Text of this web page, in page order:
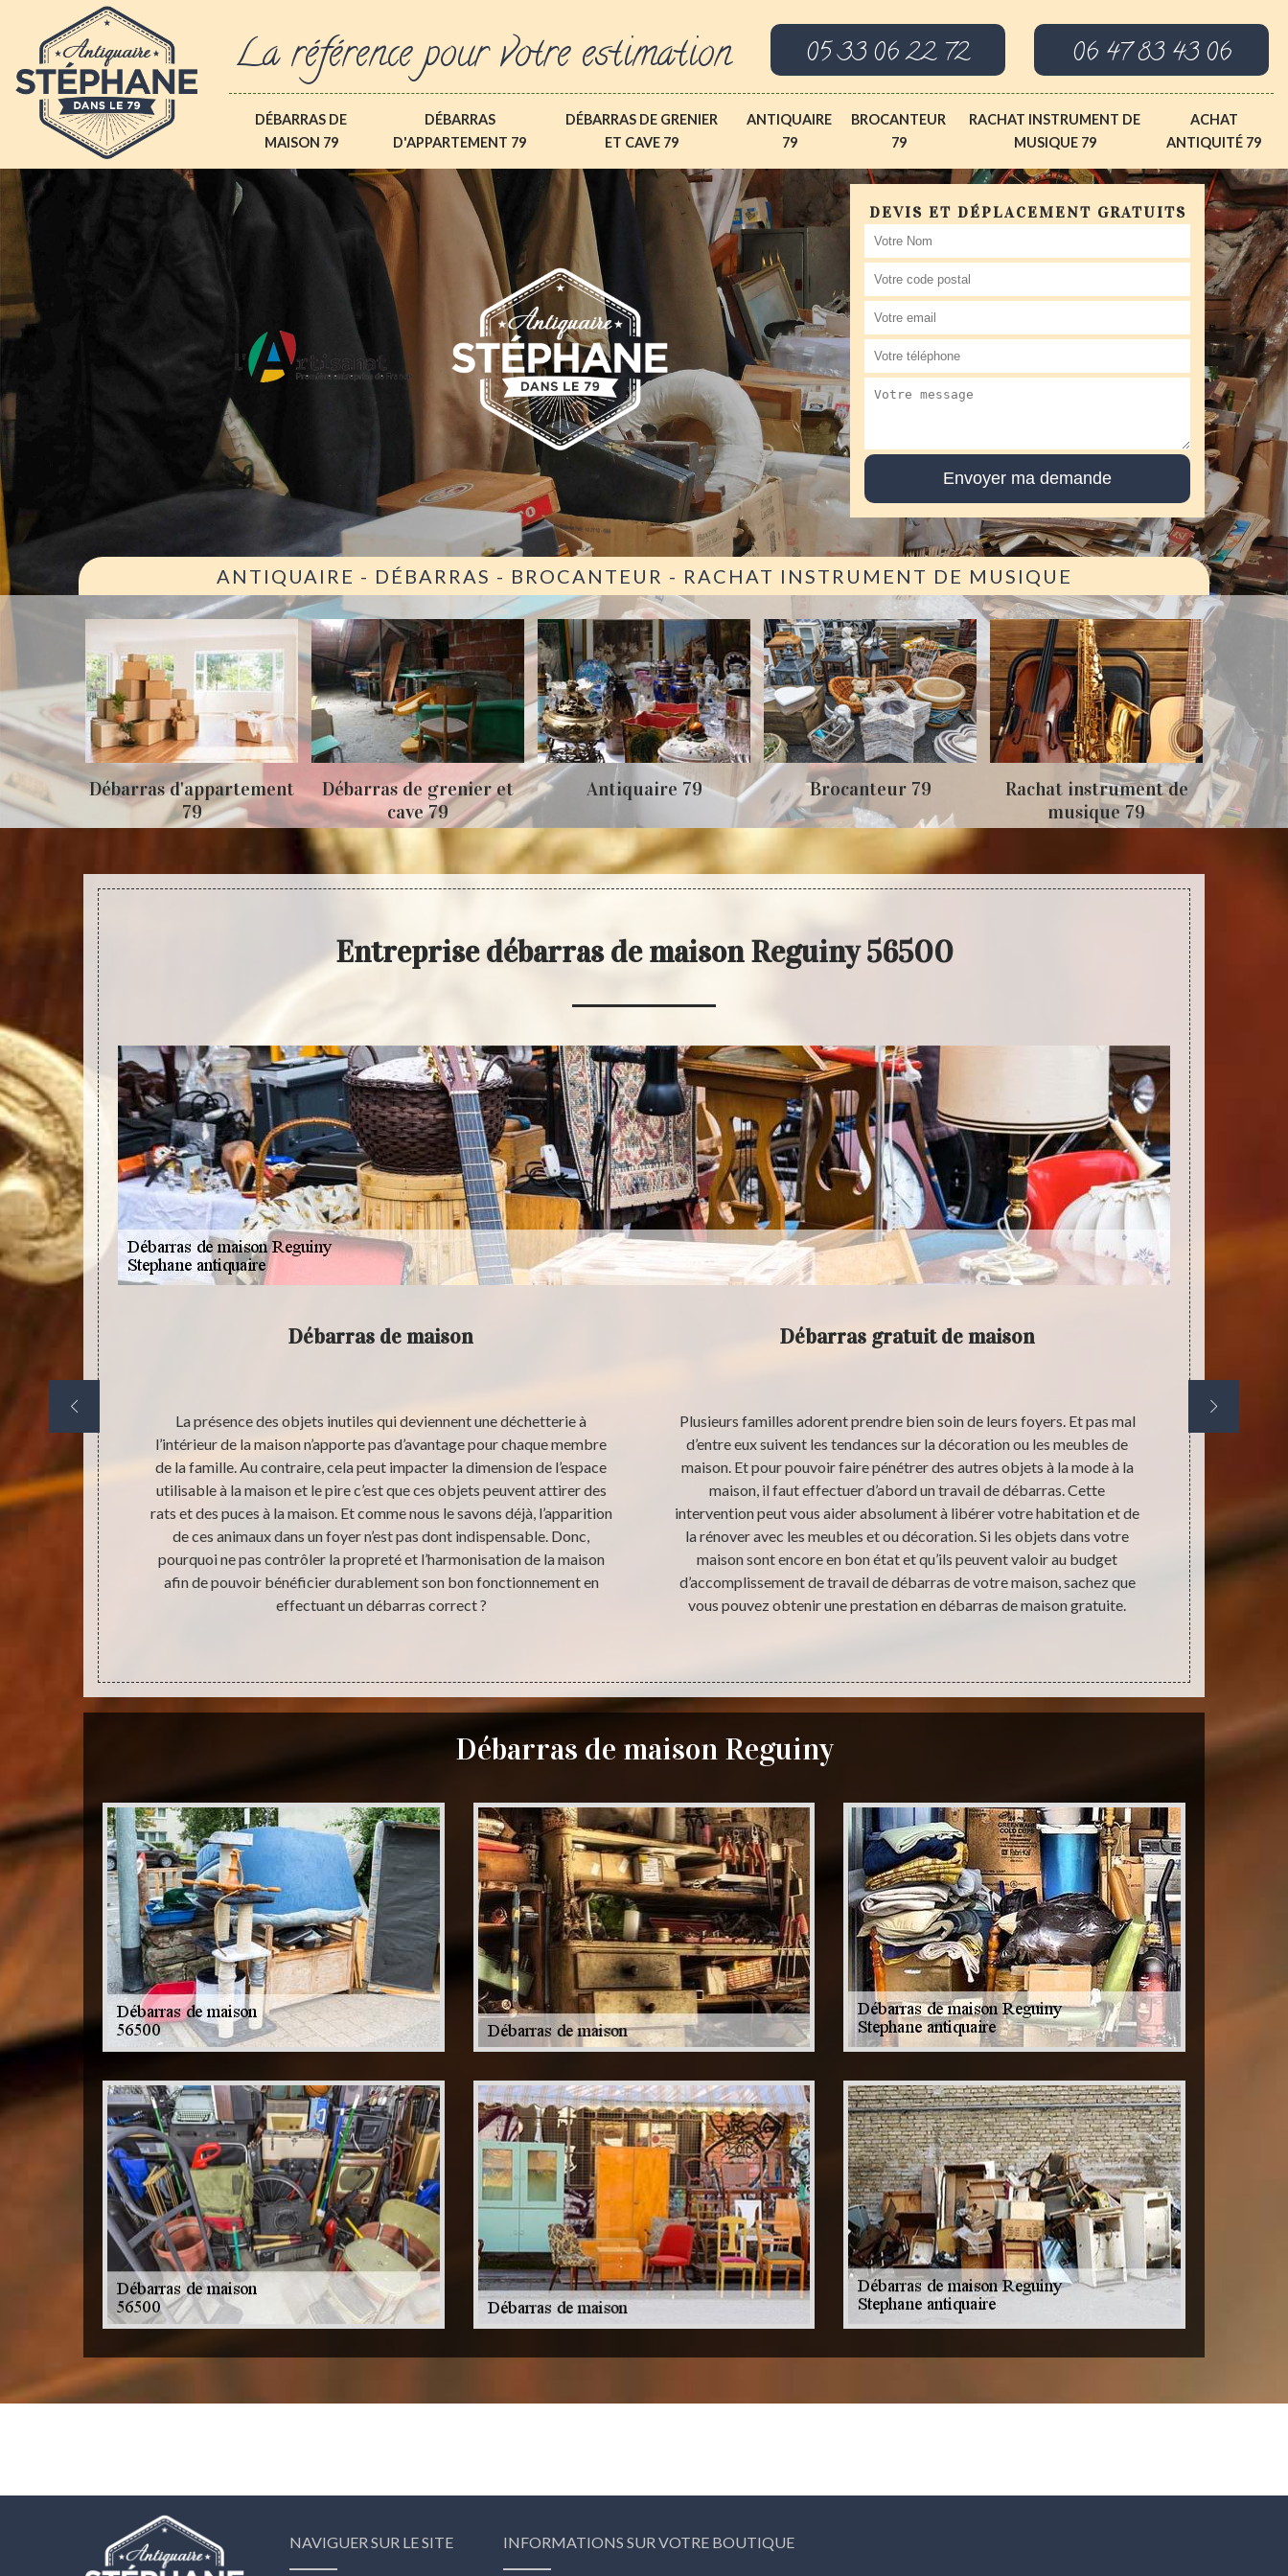
La référence pour votre estimation 05 33 06 22 72 06 47 83 43 06
DÉBARRAS DE
MAISON 79
DÉBARRAS
D'APPARTEMENT 79
DÉBARRAS DE GRENIER
ET CAVE 79
ANTIQUAIRE
79
BROCANTEUR
79
RACHAT INSTRUMENT DE
MUSIQUE 79
ACHAT
ANTIQUITÉ 79
DEVIS ET DÉPLACEMENT GRATUITS
ANTIQUAIRE - DÉBARRAS - BROCANTEUR - RACHAT INSTRUMENT DE MUSIQUE
79
Débarras d'appartement
79
Débarras de grenier et
cave 79
Antiquaire 79 Brocanteur 79
Rachat instrument de
musique 79
Entreprise débarras de maison Reguiny 56500
que vous
pas
Débarras de maison
La présence des objets inutiles qui deviennent une déchetterie à
l’intérieur de la maison n’apporte pas d’avantage pour chaque membre
de la famille. Au contraire, cela peut impacter la dimension de l’espace
utilisable à la maison et le pire c’est que ces objets peuvent attirer des
rats et des puces à la maison. Et comme nous le savons déjà, l’apparition
de ces animaux dans un foyer n’est pas dont indispensable. Donc,
pourquoi ne pas contrôler la propreté et l’harmonisation de la maison
afin de pouvoir bénéficier durablement son bon fonctionnement en
effectuant un débarras correct ?
Débarras gratuit de maison
Plusieurs familles adorent prendre bien soin de leurs foyers. Et pas mal
d’entre eux suivent les tendances sur la décoration ou les meubles de
maison. Et pour pouvoir faire pénétrer des autres objets à la mode à la
maison, il faut effectuer d’abord un travail de débarras. Cette
intervention peut vous aider absolument à libérer votre habitation et de
la rénover avec les meubles et ou décoration. Si les objets dans votre
maison sont encore en bon état et qu’ils peuvent valoir au budget
d’accomplissement de travail de débarras de votre maison, sachez que
vous pouvez obtenir une prestation en débarras de maison gratuite.
œuvre de
votre
devis de
Débarras de maison Reguiny
NAVIGUER SUR LE SITE INFORMATIONS SUR VOTRE BOUTIQUE